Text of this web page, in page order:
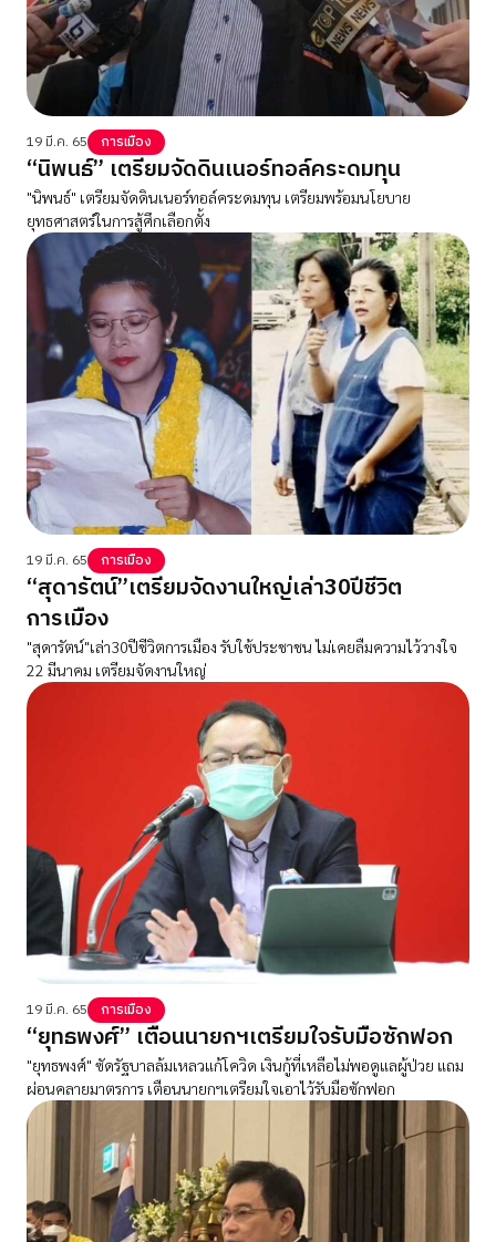
19 มี.ค. 65 การเมือง
“นิพนธ์” เตรียมจัดดินเนอร์ทอล์คระดมทุน
"นิพนธ์" เตรียมจัดดินเนอร์ทอล์คระดมทุน เตรียมพร้อมนโยบาย
ยุทธศาสตร์ในการสู้ศึกเลือกตั้ง
19 มี.ค. 65 การเมือง
“สุดารัตน์”เตรียมจัดงานใหญ่เล่า30ปีชีวิต
การเมือง
"สุดารัตน์"เล่า30ปีชีวิตการเมือง รับใช้ประชาชน ไม่เคยลืมความไว้วางใจ
22 มีนาคม เตรียมจัดงานใหญ่
19 มี.ค. 65 การเมือง
“ยุทธพงศ์” เตือนนายกฯเตรียมใจรับมือซักฟอก
"ยุทธพงศ์" ซัดรัฐบาลล้มเหลวแก้โควิด เงินกู้ที่เหลือไม่พอดูแลผู้ป่วย แถม
ผ่อนคลายมาตรการ เตือนนายกฯเตรียมใจเอาไว้รับมือซักฟอก